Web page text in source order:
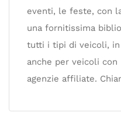
eventi, le feste, con
una fornitissima
tutti i tipi di veicoli,
anche per veicoli
agenzie affiliate.